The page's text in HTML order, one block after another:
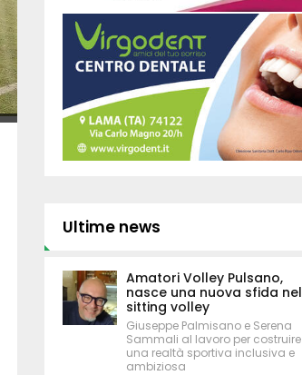
Ultime news
Amatori Volley Pulsano,
nasce una nuova sfida nel
sitting volley
Giuseppe Palmisano e Serena
Sammali al lavoro per costruire
una realtà sportiva inclusiva e
ambiziosa